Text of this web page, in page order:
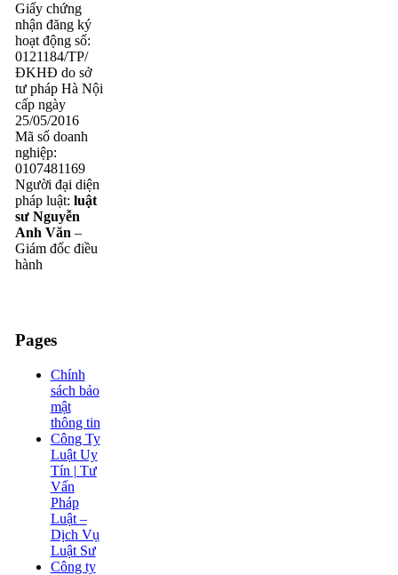
Giấy chứng
nhận đăng ký
hoạt động số:
0121184/TP/
ĐKHĐ do sở
tư pháp Hà Nội
cấp ngày
25/05/2016
Mã số doanh
nghiệp:
0107481169
Người đại diện
pháp luật: luật
sư Nguyễn
Anh Văn –
Giám đốc điều
hành
Pages
Chính
sách bảo
mật
thông tin
Công Ty
Luật Uy
Tín | Tư
Vấn
Pháp
Luật –
Dịch Vụ
Luật Sư
Công ty